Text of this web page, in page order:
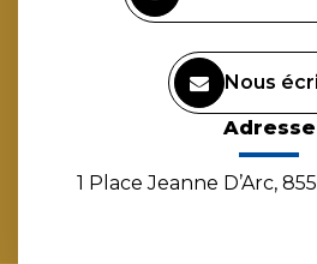
Nous
Adresse
1 Place Jeanne D’Arc,